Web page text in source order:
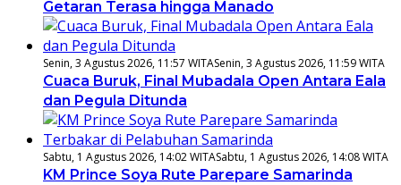
Getaran Terasa hingga Manado
Senin, 3 Agustus 2026, 11:57 WITASenin, 3 Agustus 2026, 11:59 WITA
Cuaca Buruk, Final Mubadala Open Antara Eala
dan Pegula Ditunda
Sabtu, 1 Agustus 2026, 14:02 WITASabtu, 1 Agustus 2026, 14:08 WITA
KM Prince Soya Rute Parepare Samarinda